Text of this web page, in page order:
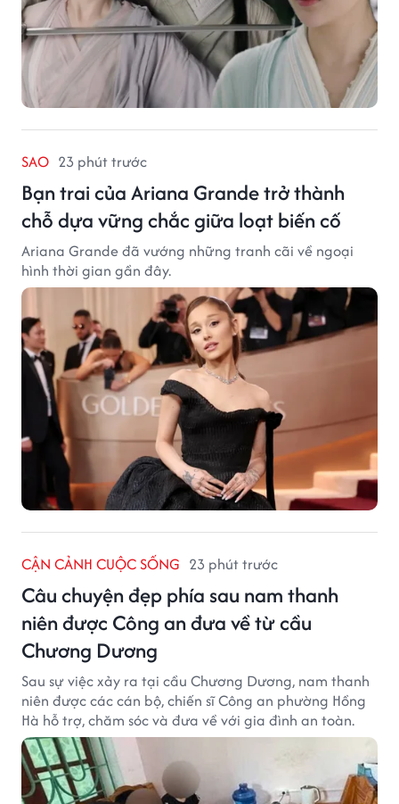
SAO 23 phút trước
Bạn trai của Ariana Grande trở thành
chỗ dựa vững chắc giữa loạt biến cố
Ariana Grande đã vướng những tranh cãi về ngoại
hình thời gian gần đây.
CẬN CẢNH CUỘC SỐNG 23 phút trước
Câu chuyện đẹp phía sau nam thanh
niên được Công an đưa về từ cầu
Chương Dương
Sau sự việc xảy ra tại cầu Chương Dương, nam thanh
niên được các cán bộ, chiến sĩ Công an phường Hồng
Hà hỗ trợ, chăm sóc và đưa về với gia đình an toàn.